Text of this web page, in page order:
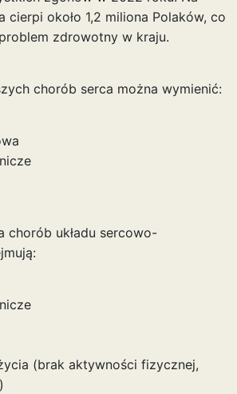
cierpi około 1,2 miliona Polaków, co
zdrowotny w kraju.
chorób serca można wymienić:
chorób układu sercowo-
(brak aktywności fizycznej,